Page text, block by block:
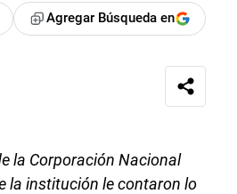
Agregar Búsqueda en
la Corporación Nacional
la institución le contaron lo